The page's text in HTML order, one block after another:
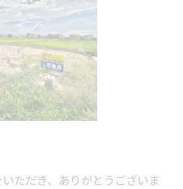
ただき、ありがとうございま